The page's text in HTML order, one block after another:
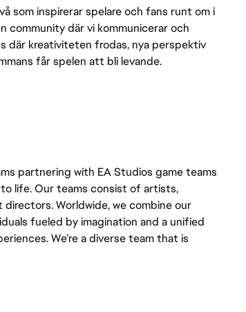
som inspirerar spelare och fans runt om i
community där vi kommunicerar och
där kreativiteten frodas, nya perspektiv
får spelen att bli levande.
partnering with EA Studios game teams
life. Our teams consist of artists,
Worldwide, we combine our
fueled by imagination and a unified
We’re a diverse team that is